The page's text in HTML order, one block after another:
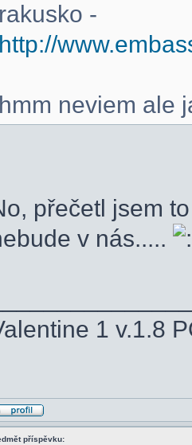
rakusko -
http://
hmm neviem ale
přečetl jsem
v nás.....
1 v.1.8
příspěvku: